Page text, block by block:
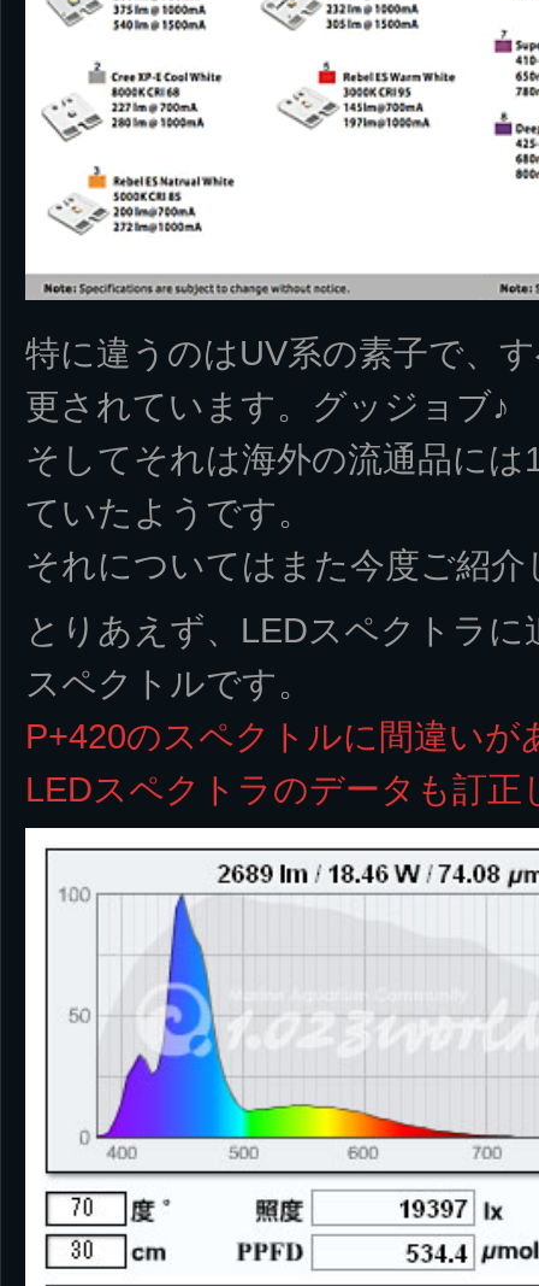
特に違うのはUV系の素子で、
更されています。グッジョブ♪
そしてそれは海外の流通品に
ていたようです。
それについてはまた今度ご紹介
とりあえず、LEDスペクトラ
スペクトルです。
P+420のスペクトルに間違い
LEDスペクトラのデータも訂正